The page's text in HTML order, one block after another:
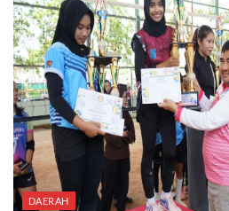
DAERAH